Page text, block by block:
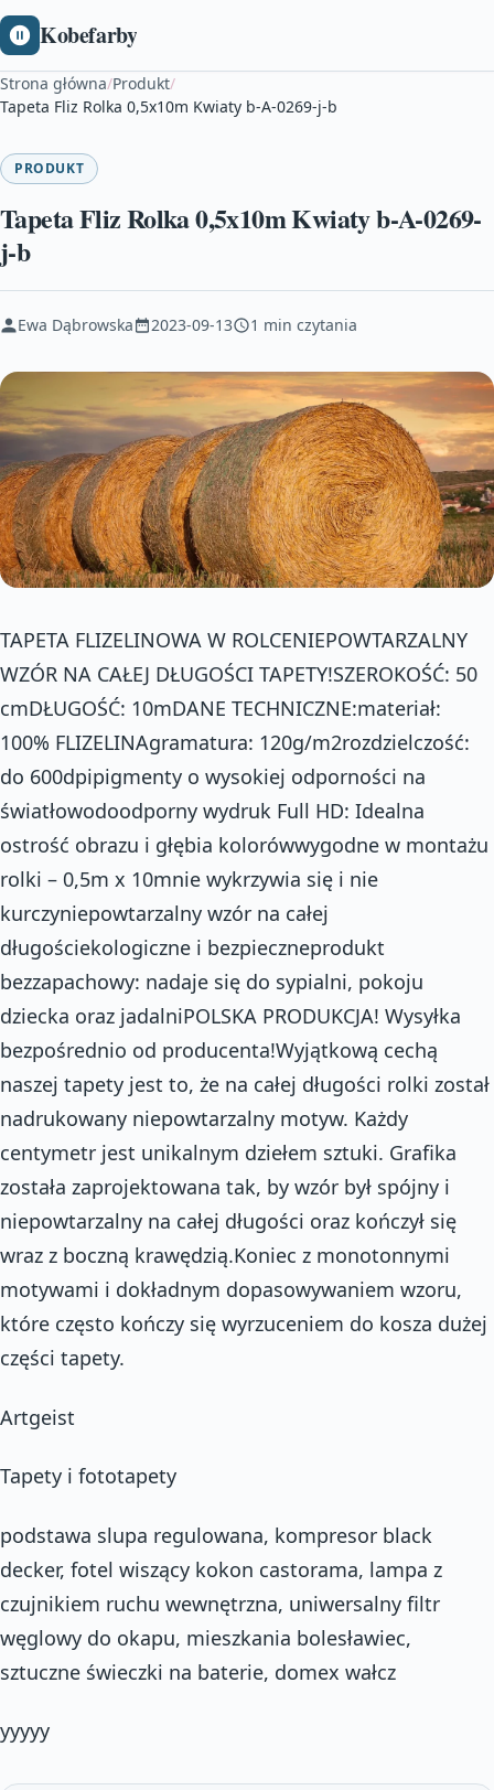
Kobefarby
Strona główna/Produkt/
Tapeta Fliz Rolka 0,5x10m Kwiaty b-A-0269-j-b
PRODUKT
Tapeta Fliz Rolka 0,5x10m Kwiaty b-A-0269-
j-b
Ewa Dąbrowska 2023-09-13 1 min czytania
TAPETA FLIZELINOWA W ROLCENIEPOWTARZALNY
WZÓR NA CAŁEJ DŁUGOŚCI TAPETY!SZEROKOŚĆ: 50
cmDŁUGOŚĆ: 10mDANE TECHNICZNE:materiał:
100% FLIZELINAgramatura: 120g/m2rozdzielczość:
do 600dpipigmenty o wysokiej odporności na
światłowodoodporny wydruk Full HD: Idealna
ostrość obrazu i głębia kolorówwygodne w montażu
rolki – 0,5m x 10mnie wykrzywia się i nie
kurczyniepowtarzalny wzór na całej
długościekologiczne i bezpieczneprodukt
bezzapachowy: nadaje się do sypialni, pokoju
dziecka oraz jadalniPOLSKA PRODUKCJA! Wysyłka
bezpośrednio od producenta!Wyjątkową cechą
naszej tapety jest to, że na całej długości rolki został
nadrukowany niepowtarzalny motyw. Każdy
centymetr jest unikalnym dziełem sztuki. Grafika
została zaprojektowana tak, by wzór był spójny i
niepowtarzalny na całej długości oraz kończył się
wraz z boczną krawędzią.Koniec z monotonnymi
motywami i dokładnym dopasowywaniem wzoru,
które często kończy się wyrzuceniem do kosza dużej
części tapety.
Artgeist
Tapety i fototapety
podstawa slupa regulowana, kompresor black
decker, fotel wiszący kokon castorama, lampa z
czujnikiem ruchu wewnętrzna, uniwersalny filtr
węglowy do okapu, mieszkania bolesławiec,
sztuczne świeczki na baterie, domex wałcz
yyyyy